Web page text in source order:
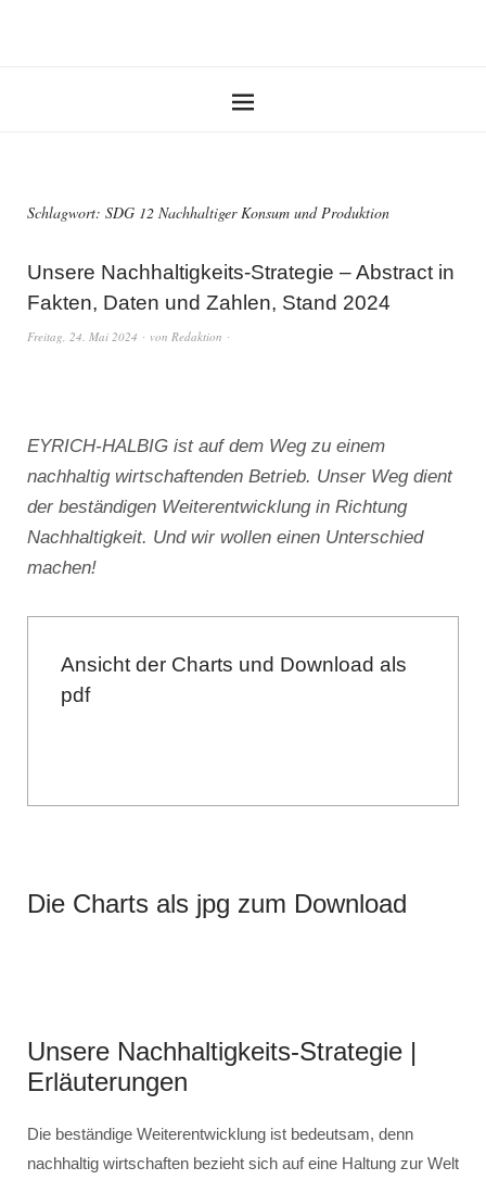
Schlagwort: SDG 12 Nachhaltiger Konsum und Produktion
Unsere Nachhaltigkeits-Strategie – Abstract in
Fakten, Daten und Zahlen, Stand 2024
Freitag, 24. Mai 2024 von Redaktion
EYRICH-HALBIG ist auf dem Weg zu einem
nachhaltig wirtschaftenden Betrieb. Unser Weg dient
der beständigen Weiterentwicklung in Richtung
Nachhaltigkeit. Und wir wollen einen Unterschied
machen!
Ansicht der Charts und Download als
pdf
Die Charts als jpg zum Download
Unsere Nachhaltigkeits-Strategie |
Erläuterungen
Die beständige Weiterentwicklung ist bedeutsam, denn
nachhaltig wirtschaften bezieht sich auf eine Haltung zur Welt